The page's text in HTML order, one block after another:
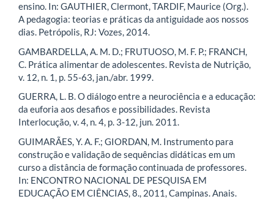
ensino. In: GAUTHIER, Clermont, TARDIF, Maurice (Org.).
A pedagogia: teorias e práticas da antiguidade aos nossos
dias. Petrópolis, RJ: Vozes, 2014.
GAMBARDELLA, A. M. D.; FRUTUOSO, M. F. P.; FRANCH,
C. Prática alimentar de adolescentes. Revista de Nutrição,
v. 12, n. 1, p. 55-63, jan./abr. 1999.
GUERRA, L. B. O diálogo entre a neurociência e a educação:
da euforia aos desafios e possibilidades. Revista
Interlocução, v. 4, n. 4, p. 3-12, jun. 2011.
GUIMARÃES, Y. A. F.; GIORDAN, M. Instrumento para
construção e validação de sequências didáticas em um
curso a distância de formação continuada de professores.
In: ENCONTRO NACIONAL DE PESQUISA EM
EDUCAÇÃO EM CIÊNCIAS, 8., 2011, Campinas. Anais.